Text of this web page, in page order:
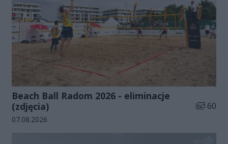
Beach Ball Radom 2026 - eliminacje
(zdjęcia)
Liczba
60
Data dodania galerii:
07.08.2026